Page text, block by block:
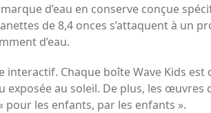
d’eau en conserve conçue
de 8,4 onces s’attaquent à un
d’eau.
interactif. Chaque boîte Wave Kids
exposée au soleil. De plus, les
les enfants, par les enfants ».